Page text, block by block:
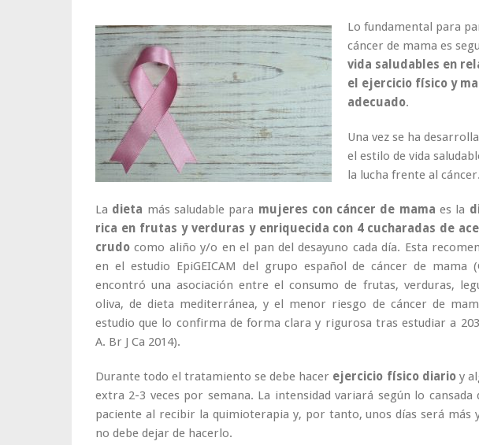
Lo fundamental para
cáncer de mama es
vida saludables en
el ejercicio físico y
adecuado.
Una vez se ha
el estilo de vida
la lucha frente al cáncer.
La dieta más saludable para mujeres con cáncer de mamaes la
rica en frutas y verduras y enriquecida con 4 cucharadas de
crudo como aliño y/o en el pan del desayuno cada día. Esta
en el estudio EpiGEICAM del grupo español de cáncer de mama
encontró una asociación entre el consumo de frutas, verduras,
oliva, de dieta mediterránea, y el menor riesgo de cáncer de
estudio que lo confirma de forma clara y rigurosa tras estudiar a
A. Br J Ca 2014).
Durante todo el tratamiento se debe hacer ejercicio físico diarioy
extra 2-3 veces por semana. La intensidad variará según lo cansada
paciente al recibir la quimioterapia y, por tanto, unos días será más
no debe dejar de hacerlo.